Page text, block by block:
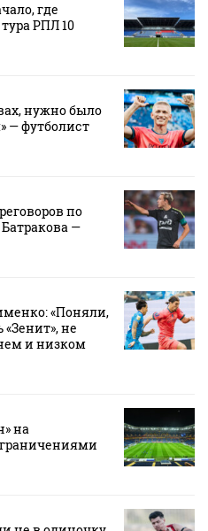
где
РПЛ 10
нужно было
— футболист
по
—
«Поняли,
не
и низком
на